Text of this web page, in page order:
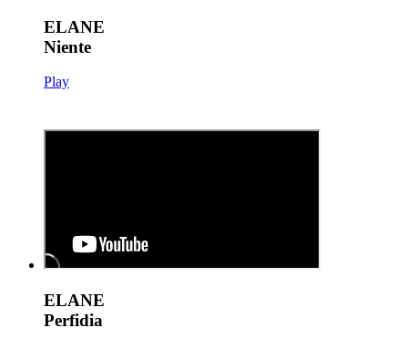
ELANE
Niente
Play
ELANE
Perfidia